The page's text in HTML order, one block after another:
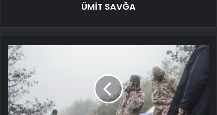
ÜMİT SAVĞA